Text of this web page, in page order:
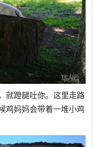
就蹬腿吐你。这里走路
鸡妈妈会带着一堆小鸡